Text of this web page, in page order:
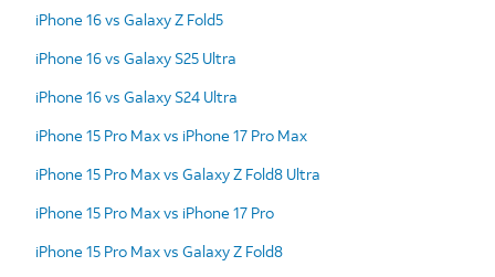
iPhone 16 vs Galaxy Z Fold5
iPhone 16 vs Galaxy S25 Ultra
iPhone 16 vs Galaxy S24 Ultra
iPhone 15 Pro Max vs iPhone 17 Pro Max
iPhone 15 Pro Max vs Galaxy Z Fold8 Ultra
iPhone 15 Pro Max vs iPhone 17 Pro
iPhone 15 Pro Max vs Galaxy Z Fold8